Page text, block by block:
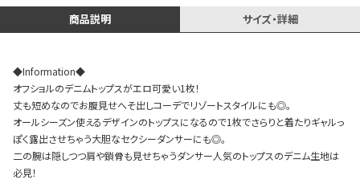
スタッフコーディネート
商品説明 サイズ・詳細
◆Information◆
オフショルのデニムトップスがエロ可愛い1枚！
丈も短めなのでお腹見せへそ出しコーデでリゾートスタイルにも◎。
オールシーズン使えるデザインのトップスになるので1枚でさらりと着たりギャルっ
ぽく露出させちゃう大胆なセクシーダンサーにも◎。
二の腕は隠しつつ肩や鎖骨も見せちゃうダンサー人気のトップスのデニム生地は
必見！